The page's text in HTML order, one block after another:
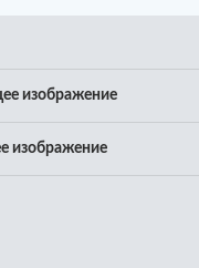
изображение
изображение